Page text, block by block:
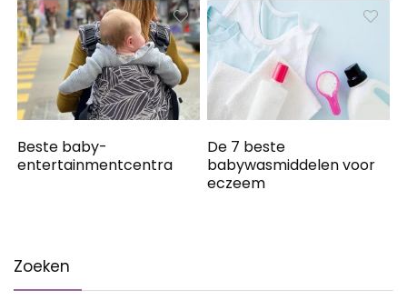
Beste baby-
entertainmentcentra
De 7 beste
babywasmiddelen voor
eczeem
Zoeken